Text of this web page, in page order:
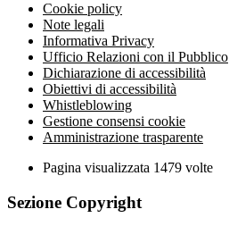
Cookie policy
Note legali
Informativa Privacy
Ufficio Relazioni con il Pubblico
Dichiarazione di accessibilità
Obiettivi di accessibilità
Whistleblowing
Gestione consensi cookie
Amministrazione trasparente
Pagina visualizzata 1479 volte
Sezione Copyright